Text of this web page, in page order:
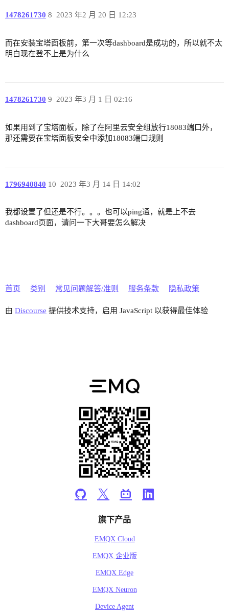
1478261730 2023 年2 月 20 日 12:23
8
而在安装宝塔面板前，第一次等dashboard是成功的，所以就不太
明白现在登不上是为什么
1478261730 2023 年3 月 1 日 02:16
9
如果用到了宝塔面板，除了在阿里云安全组放行18083端口外，
那还需要在宝塔面板安全中添加18083端口规则
1796940840 2023 年3 月 14 日 14:02
10
我都设置了但还是不行。。。也可以ping通，就是上不去
dashboard页面，请问一下大哥要怎么解决
首页 类别 常见问题解答/准则 服务条款 隐私政策
由 Discourse 提供技术支持，启用 JavaScript 以获得最佳体验
旗下产品
EMQX Cloud
EMQX 企业版
EMQX Edge
EMQX Neuron
Device Agent